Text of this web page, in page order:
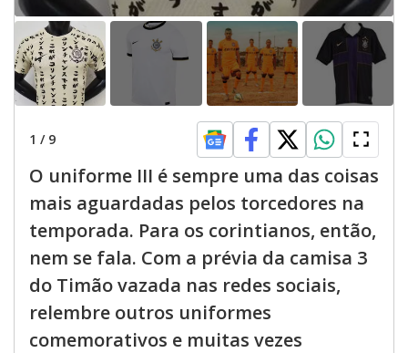
1 / 9
O uniforme III é sempre uma das coisas
mais aguardadas pelos torcedores na
temporada. Para os corintianos, então,
nem se fala. Com a prévia da camisa 3
do Timão vazada nas redes sociais,
relembre outros uniformes
comemorativos e muitas vezes